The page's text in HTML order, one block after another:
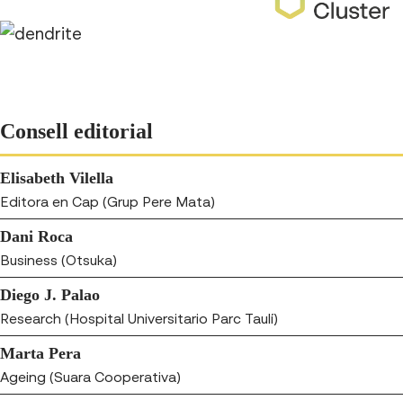
Consell editorial
Elisabeth Vilella
Editora en Cap (Grup Pere Mata)
Dani Roca
Business (Otsuka)
Diego J. Palao
Research (Hospital Universitario Parc Taulí)
Marta Pera
Ageing (Suara Cooperativa)